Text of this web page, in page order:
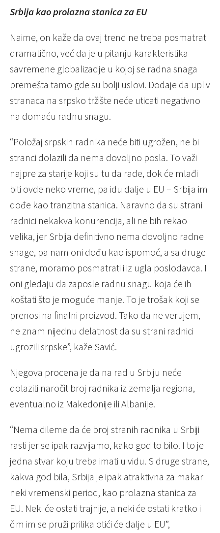
Srbija kao prolazna stanica za EU
Naime, on kaže da ovaj trend ne treba posmatrati
dramatično, već da je u pitanju karakteristika
savremene globalizacije u kojoj se radna snaga
premešta tamo gde su bolji uslovi. Dodaje da upliv
stranaca na srpsko tržište neće uticati negativno
na domaću radnu snagu.
“Položaj srpskih radnika neće biti ugrožen, ne bi
stranci dolazili da nema dovoljno posla. To važi
najpre za starije koji su tu da rade, dok će mlađi
biti ovde neko vreme, pa idu dalje u EU – Srbija im
dođe kao tranzitna stanica. Naravno da su strani
radnici nekakva konurencija, ali ne bih rekao
velika, jer Srbija definitivno nema dovoljno radne
snage, pa nam oni dođu kao ispomoć, a sa druge
strane, moramo posmatrati i iz ugla poslodavca. I
oni gledaju da zaposle radnu snagu koja će ih
koštati što je moguće manje. To je trošak koji se
prenosi na finalni proizvod. Tako da ne verujem,
ne znam nijednu delatnost da su strani radnici
ugrozili srpske”, kaže Savić.
Njegova procena je da na rad u Srbiju neće
dolaziti naročit broj radnika iz zemalja regiona,
eventualno iz Makedonije ili Albanije.
“Nema dileme da će broj stranih radnika u Srbiji
rasti jer se ipak razvijamo, kako god to bilo. I to je
jedna stvar koju treba imati u vidu. S druge strane,
kakva god bila, Srbija je ipak atraktivna za makar
neki vremenski period, kao prolazna stanica za
EU. Neki će ostati trajnije, a neki će ostati kratko i
čim im se pruži prilika otići će dalje u EU”,